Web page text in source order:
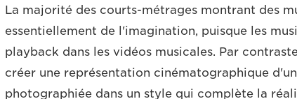
La majorité des courts-métrages montrant des
essentiellement de l'imagination, puisque les
playback dans les vidéos musicales. Par
créer une représentation cinématographique
photographiée dans un style qui complète la